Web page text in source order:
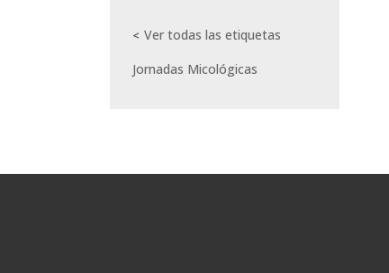
Ver todas las etiquetas
Jornadas Micológicas